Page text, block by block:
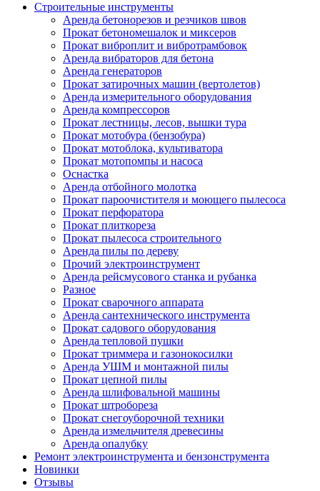
Строительные инструменты
Аренда бетонорезов и резчиков швов
Прокат бетономешалок и миксеров
Прокат виброплит и вибротрамбовок
Аренда вибраторов для бетона
Аренда генераторов
Прокат затирочных машин (вертолетов)
Аренда измерительного оборудования
Аренда компрессоров
Прокат лестницы, лесов, вышки тура
Прокат мотобура (бензобура)
Прокат мотоблока, культиватора
Прокат мотопомпы и насоса
Оснастка
Аренда отбойного молотка
Прокат пароочистителя и моющего пылесоса
Прокат перфоратора
Прокат плиткореза
Прокат пылесоса строительного
Аренда пилы по дереву
Прочий электроинструмент
Аренда рейсмусового станка и рубанка
Разное
Прокат сварочного аппарата
Аренда сантехнического инструмента
Прокат садового оборудования
Аренда тепловой пушки
Прокат триммера и газонокосилки
Аренда УШМ и монтажной пилы
Прокат цепной пилы
Аренда шлифовальной машины
Прокат штробореза
Прокат снегоуборочной техники
Аренда измельчителя древесины
Аренда опалубку
Ремонт электроинструмента и бензонструмента
Новинки
Отзывы